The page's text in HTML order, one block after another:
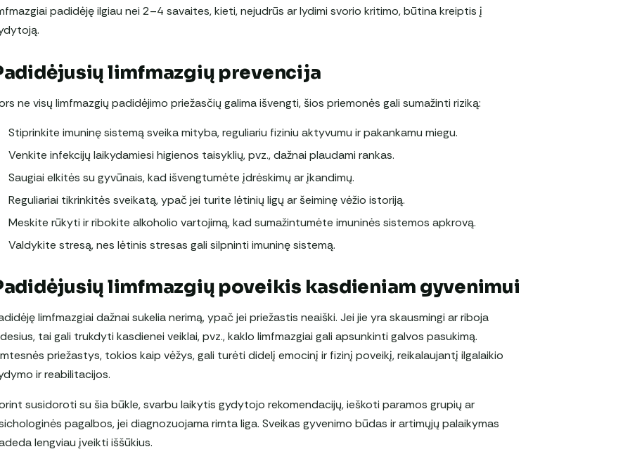
padidėję ilgiau nei 2–4 savaites, kieti, nejudrūs ar lydimi svorio kritimo, būtina kreiptis į
limfmazgių prevencija
ne visų limfmazgių padidėjimo priežasčių galima išvengti, šios priemonės gali sumažinti riziką:
Stiprinkite imuninę sistemą sveika mityba, reguliariu fiziniu aktyvumu ir pakankamu miegu.
Venkite infekcijų laikydamiesi higienos taisyklių, pvz., dažnai plaudami rankas.
Saugiai elkitės su gyvūnais, kad išvengtumėte įdrėskimų ar įkandimų.
Reguliariai tikrinkitės sveikatą, ypač jei turite lėtinių ligų ar šeiminę vėžio istoriją.
Meskite rūkyti ir ribokite alkoholio vartojimą, kad sumažintumėte imuninės sistemos apkrovą.
Valdykite stresą, nes lėtinis stresas gali silpninti imuninę sistemą.
limfmazgių poveikis kasdieniam gyvenimui
limfmazgiai dažnai sukelia nerimą, ypač jei priežastis neaiški. Jei jie yra skausmingi ar riboja
tai gali trukdyti kasdienei veiklai, pvz., kaklo limfmazgiai gali apsunkinti galvos pasukimą.
priežastys, tokios kaip vėžys, gali turėti didelį emocinį ir fizinį poveikį, reikalaujantį ilgalaikio
ir reabilitacijos.
susidoroti su šia būkle, svarbu laikytis gydytojo rekomendacijų, ieškoti paramos grupių ar
pagalbos, jei diagnozuojama rimta liga. Sveikas gyvenimo būdas ir artimųjų palaikymas
lengviau įveikti iššūkius.